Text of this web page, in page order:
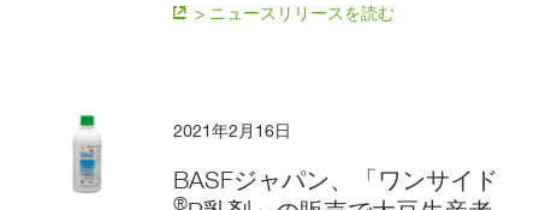
> ニュースリリースを読む
2021年2月16日
BASFジャパン、「ワンサイド
®